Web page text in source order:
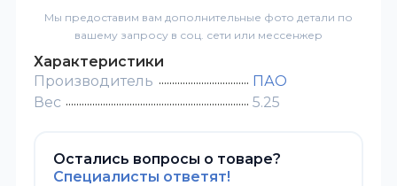
Мы предоставим вам дополнительные фото детали по
вашему запросу в соц. сети или мессенжер
Характеристики
Производитель
ПАО
Вес
5.25
Остались вопросы о товаре?
Специалисты ответят!